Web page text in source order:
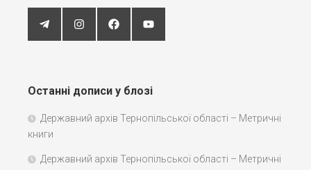
Останні дописи у блозі
Державний архів Тернопільської області – Метричні
книги
Державний архів Тернопільської області – Метричні